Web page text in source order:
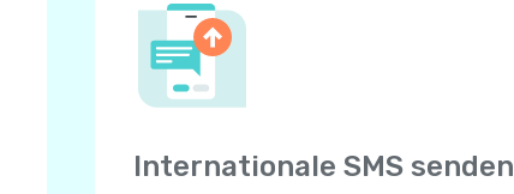
Internationale SMS senden